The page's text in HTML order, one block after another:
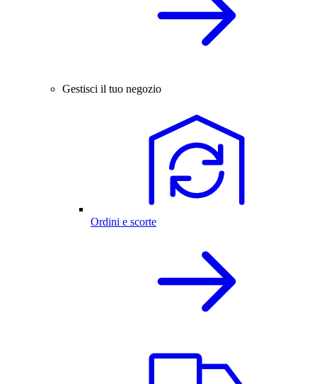
Gestisci il tuo negozio
Ordini e scorte